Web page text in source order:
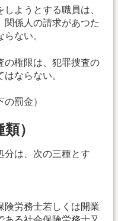
ようとする職員は、
関係人の請求があつた
ない。
権限は、犯罪捜査の
ならない。
の罰金）
）
は、次の三種とす
労務士若しくは開業